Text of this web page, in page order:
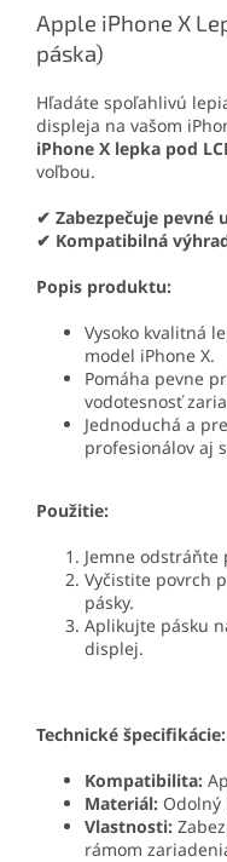
Apple iPhone X
páska)
Hľadáte spoľahlivú
displeja na vašom
iPhone X lepka pod
voľbou.
✔ Zabezpečuje pevné
✔ Kompatibilná
Popis produktu:
Vysoko kvalitná
model iPhone X.
Pomáha pevne
vodotesnosť
Jednoduchá a
profesionálov aj
Použitie:
Jemne odstráňte
Vyčistite povrch
pásky.
Aplikujte pásku
displej.
Technické špecifikácie:
Kompatibilita:
Materiál:
Vlastnosti:
rámom